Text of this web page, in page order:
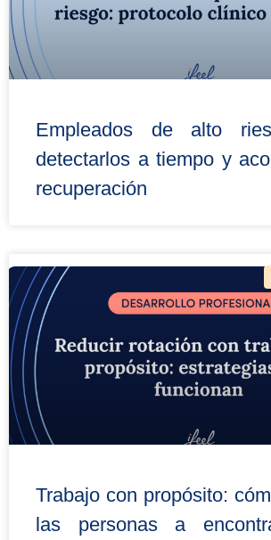
Empleados de alto
detectarlos a tiempo y
recuperación
Trabajo con propósito:
las personas a